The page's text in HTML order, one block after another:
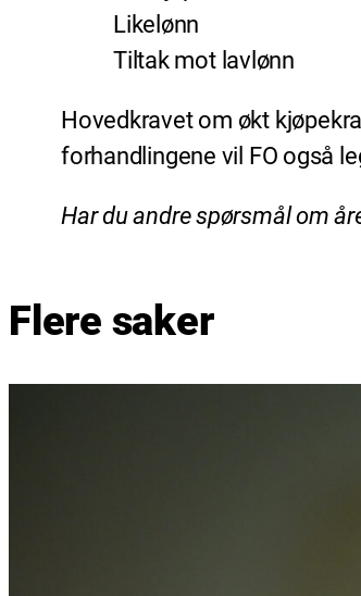
Likelønn
Tiltak mot lavlønn
Hovedkravet om økt
forhandlingene vil FO også
Har du andre spørsmål om
Flere saker